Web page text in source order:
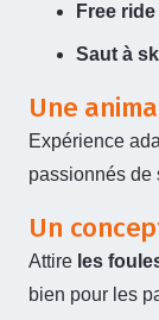
Free ride
Saut à
Une
Expérience
passionnés de
Un
Attire les
bien pour les